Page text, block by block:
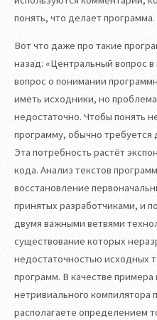
понять, что делает программа.
Вот что даже про такие
назад: «Центральный вопрос
вопрос о понимании
иметь исходники, но
недостаточно. Чтобы понять
программу, обычно
Эта потребность растёт
кода. Анализ текстов
восстановление
принятых разработчиками, и
двумя важными ветвями
существование которых
недостаточностью исходных
программ. В качестве примера
нетривиального компилятора
располагаете определением